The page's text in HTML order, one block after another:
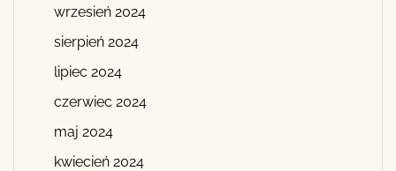
wrzesień 2024
sierpień 2024
lipiec 2024
czerwiec 2024
maj 2024
kwiecień 2024